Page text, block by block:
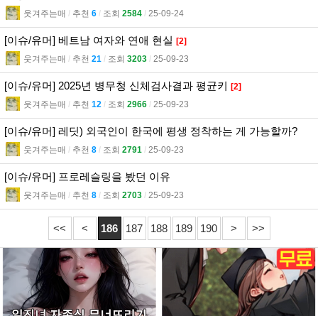
웃겨주는매 l 추천 6 l 조회 2584 l 25-09-24
[이슈/유머] 베트남 여자와 연애 현실 [2]
웃겨주는매 l 추천 21 l 조회 3203 l 25-09-23
[이슈/유머] 2025년 병무청 신체검사결과 평균키 [2]
웃겨주는매 l 추천 12 l 조회 2966 l 25-09-23
[이슈/유머] 레딧) 외국인이 한국에 평생 정착하는 게 가능할까?
웃겨주는매 l 추천 8 l 조회 2791 l 25-09-23
[이슈/유머] 프로레슬링을 봤던 이유
웃겨주는매 l 추천 8 l 조회 2703 l 25-09-23
<< < 186 187 188 189 190 > >>